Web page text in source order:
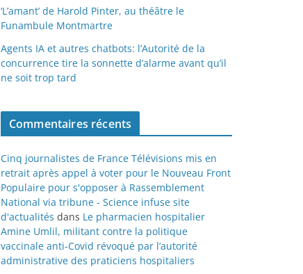
‘L’amant’ de Harold Pinter, au théâtre le
Funambule Montmartre
Agents IA et autres chatbots: l’Autorité de la
concurrence tire la sonnette d’alarme avant qu’il
ne soit trop tard
Commentaires récents
Cinq journalistes de France Télévisions mis en
retrait après appel à voter pour le Nouveau Front
Populaire pour s'opposer à Rassemblement
National via tribune - Science infuse site
d'actualités dans Le pharmacien hospitalier
Amine Umlil, militant contre la politique
vaccinale anti-Covid révoqué par l’autorité
administrative des praticiens hospitaliers